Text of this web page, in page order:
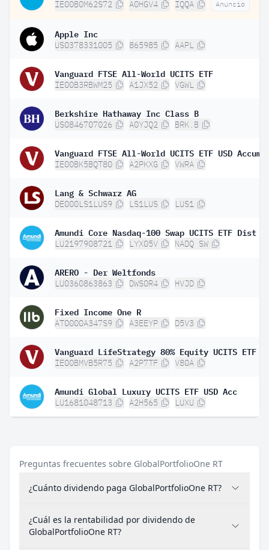
IE00B0M62S72 A0HGV4 IQQA Anuncio
Apple Inc
US0378331005 865985 AAPL
Vanguard FTSE All-World UCITS ETF
IE00B3RBWM25 A1JX52 VGWL
Berkshire Hathaway Inc Class B
US0846707026 A0YJQ2 BRK.B
IE00BK5BQT80 A2PKXG VWRA
Lang & Schwarz AG
DE000LS1LUS9 LS1LUS LUS1
Amundi Core Nasdaq-100 Swap UCITS ETF Dist
LU2197908721 LYX05V NADQ SW
ARERO - Der Weltfonds
LU0360863863 DWS0R4 HVJD
Fixed Income One R
AT0000A347S9 A3EEYP D5V3
IE00BMVB5R75 A2P7TF V80A
Amundi Global Luxury UCITS ETF USD Acc
LU1681048713 A2H565 LUXU
Preguntas frecuentes sobre GlobalPortfolioOne RT
¿Cuánto dividendo paga GlobalPortfolioOne RT?
¿Cuál es la rentabilidad por dividendo de
GlobalPortfolioOne RT?